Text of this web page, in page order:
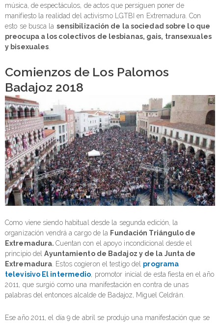
música, de espectáculos, de actos que persiguen poner de
manifiesto la realidad del activismo LGTBI en Extremadura. Con
esto se busca la sensibilización de la sociedad sobre lo que
preocupa a los colectivos de lesbianas, gais, transexuales
y bisexuales.
Comienzos de Los Palomos
Badajoz 2018
Como viene siendo habitual desde la segunda edición, la
organización vendrá a cargo de la Fundación Triángulo de
Extremadura.Cuentan con el apoyo incondicional desde el
principio delAyuntamiento de Badajoz y de la Junta de
Extremadura. Estos cogieron el testigo del programa
televisivo El intermedio, promotor inicial de esta fiesta en el año
2011, que surgió como una manifestación en contra de unas
palabras del entonces alcalde de Badajoz, Miguel Celdrán.
Ese año 2011, el día 9 de abril se produjo una manifestación que se